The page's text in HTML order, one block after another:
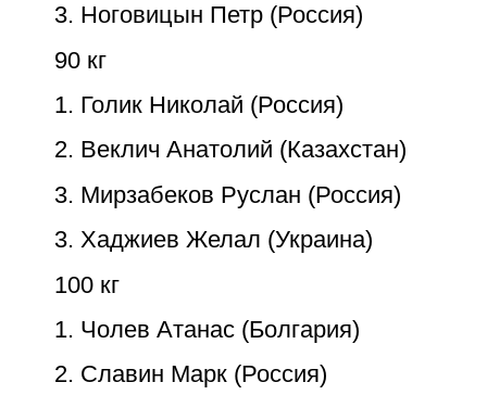
3. Ноговицын Петр (Россия)
90 кг
1. Голик Николай (Россия)
2. Веклич Анатолий (Казахстан)
3. Мирзабеков Руслан (Россия)
3. Хаджиев Желал (Украина)
100 кг
1. Чолев Атанас (Болгария)
2. Славин Марк (Россия)